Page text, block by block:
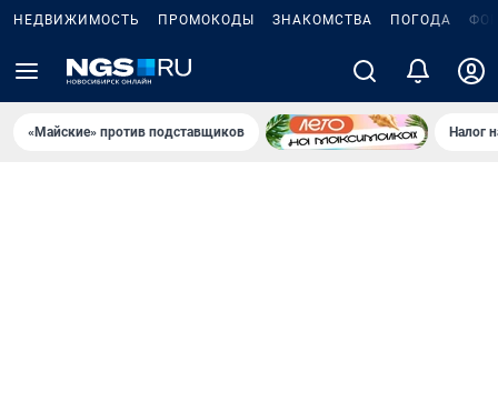
НЕДВИЖИМОСТЬ ПРОМОКОДЫ ЗНАКОМСТВА ПОГОДА
«Майские» против подставщиков Налог